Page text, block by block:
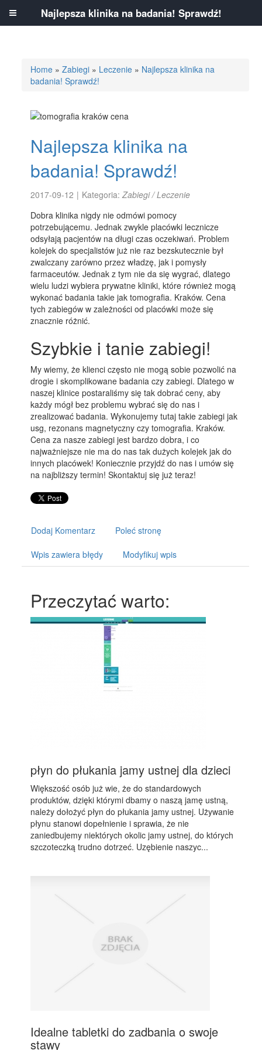
Home »Zabiegi » Leczenie » Najlepsza klinika na
badania! Sprawdź!
Najlepsza klinika na
badania! Sprawdź!
2017-09-12 | Kategoria:Zabiegi / Leczenie
Dobra klinika nigdy nie odmówi pomocy
potrzebującemu. Jednak zwykle placówki lecznicze
odsyłają pacjentów na długi czas oczekiwań. Problem
kolejek do specjalistów już nie raz bezskutecznie był
zwalczany zarówno przez władzę, jak i pomysły
farmaceutów. Jednak z tym nie da się wygrać, dlatego
wielu ludzi wybiera prywatne kliniki, które również mogą
wykonać badania takie jak tomografia. Kraków. Cena
tych zabiegów w zależności od placówki może się
znacznie różnić.
Szybkie i tanie zabiegi!
My wiemy, że klienci często nie mogą sobie pozwolić na
drogie i skomplikowane badania czy zabiegi. Dlatego w
naszej klinice postaraliśmy się tak dobrać ceny, aby
każdy mógł bez problemu wybrać się do nas i
zrealizować badania. Wykonujemy tutaj takie zabiegi jak
usg, rezonans magnetyczny czy tomografia. Kraków.
Cena za nasze zabiegi jest bardzo dobra, i co
najważniejsze nie ma do nas tak dużych kolejek jak do
innych placówek! Koniecznie przyjdź do nas i umów się
na najbliższy termin! Skontaktuj się już teraz!
Dodaj Komentarz Poleć stronę
Wpis zawiera błędy Modyfikuj wpis
Przeczytać warto:
płyn do płukania jamy ustnej dla dzieci
Większość osób już wie, że do standardowych
produktów, dzięki którymi dbamy o naszą jamę ustną,
należy dołożyć płyn do płukania jamy ustnej. Używanie
płynu stanowi dopełnienie i sprawia, że nie
zaniedbujemy niektórych okolic jamy ustnej, do których
szczoteczką trudno dotrzeć. Uzębienie naszyc...
Idealne tabletki do zadbania o swoje
stawy
Najlepsza klinika na badania! Sprawdź!